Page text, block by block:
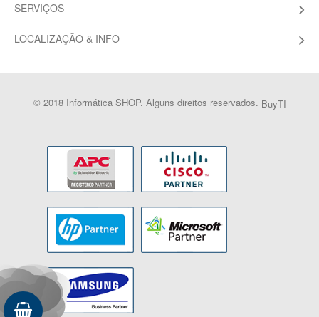
SERVIÇOS
LOCALIZAÇÃO & INFO
© 2018 Informática SHOP. Alguns direitos reservados. BuyTI